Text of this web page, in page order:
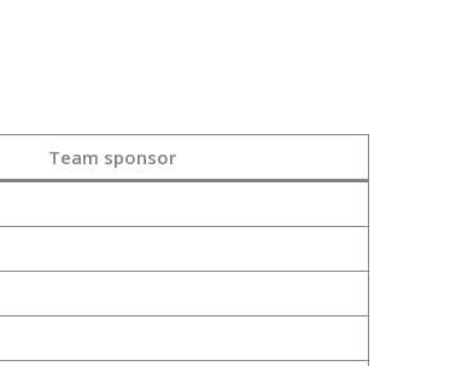
Team sponsor